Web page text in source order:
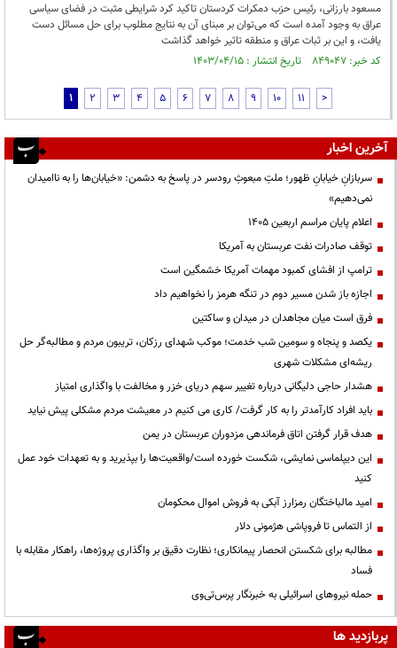
مسعود بارزانی، رئیس حزب دمکرات کردستان تاکید کرد شرایطی مثبت در فضای سیاسی
عراق به وجود آمده است که می‌توان بر مبنای آن به نتایج مطلوب برای حل مسائل دست
یافت، و این بر ثبات عراق و منطقه تاثیر خواهد گذاشت
کد خبر: ۸۴۹۰۴۷ تاریخ انتشار : ۱۴۰۳/۰۴/۱۵
1 2 3 4 5 6 7 8 9 10 11 >
آخرین اخبار
سربازانِ خیابانِ ظهور؛ ملتِ مبعوثِ رودسر در پاسخ به دشمن: «خیابان‌ها را به ناامیدان
نمی‌دهیم»
اعلام پایان مراسم اربعین ۱۴۰۵
توقف صادرات نفت عربستان به آمریکا
ترامپ از افشای کمبود مهمات آمریکا خشمگین است
اجازه باز شدن مسیر دوم در تنگه هرمز را نخواهیم داد
فرق است میان مجاهدان در میدان و ساکتین
یکصد و پنجاه و سومین شب خدمت؛ موکب شهدای رزکان، تریبون مردم و مطالبه‌گر حل
ریشه‌ای مشکلات شهری
هشدار حاجی دلیگانی درباره تغییر سهم دریای خزر و مخالفت با واگذاری امتیاز
باید افراد کارآمدتر را به کار گرفت/ کاری می کنیم در معیشت مردم مشکلی پیش نیاید
هدف قرار گرفتن اتاق‌ فرماندهی مزدوران عربستان در یمن
این دیپلماسی نمایشی، شکست خورده است/واقعیت‌ها را بپذیرید و به تعهدات خود عمل
کنید
امید مالباختگان رمزارز آبکی به فروش اموال محکومان
از التماس تا فروپاشی هژمونی دلار
مطالبه برای شکستن انحصار پیمانکاری؛ نظارت دقیق بر واگذاری پروژه‌ها، راهکار مقابله با
فساد
حمله نیروهای اسرائیلی به خبرنگار پرس‌تی‌وی
پربازدید ها